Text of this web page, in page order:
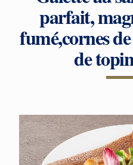
parfait,
fumé,cornes
de